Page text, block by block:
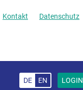
Kontakt Datenschutz
DE EN LOGIN